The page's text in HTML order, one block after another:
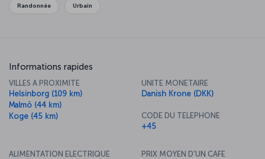
appealing an option. However you do it, just let the streets of this
Randonnée Urbain
Informations rapides
VILLES A PROXIMITE
Helsinborg (109 km)
Malmö (44 km)
Koge (45 km)
UNITE MONETAIRE
Danish Krone (DKK)
CODE DU TELEPHONE
+45
ALIMENTATION ELECTRIQUE
PRIX MOYEN D'UN CAFE